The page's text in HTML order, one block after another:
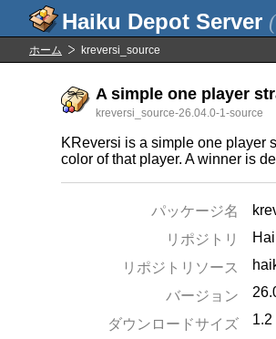
ホーム kreversi_source
A simple one player
kreversi_source-26.04.0-1-source
KReversi is a simple one player
color of that player. A winner is
パッケージ名
リポジトリ
リポジトリソース
バージョン
ダウンロードサイズ 1.2